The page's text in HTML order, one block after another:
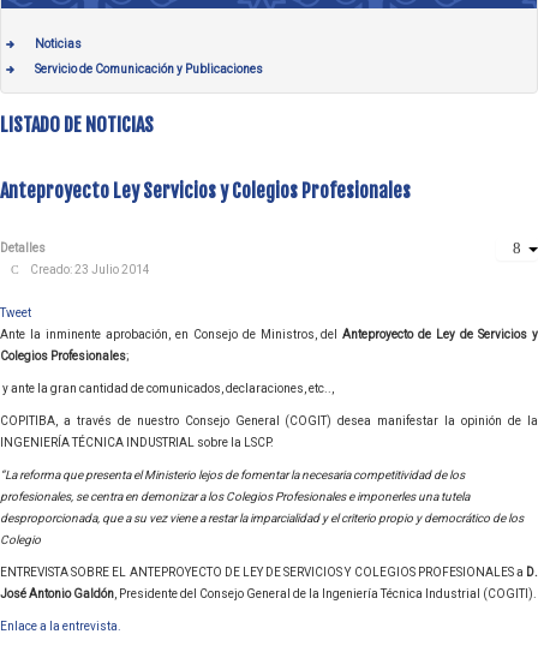
Noticias
Servicio de Comunicación y Publicaciones
LISTADO DE NOTICIAS
Anteproyecto Ley Servicios y Colegios Profesionales
Detalles
Creado: 23 Julio 2014
Tweet
Ante la inminente aprobación, en Consejo de Ministros, delAnteproyecto de Ley de Servicios y
Colegios Profesionales;
y ante la gran cantidad de comunicados, declaraciones, etc..,
COPITIBA, a través de nuestro Consejo General (COGIT) desea manifestar la opinión de la
INGENIERÍA TÉCNICA INDUSTRIAL sobre la LSCP.
“La reforma que presenta el Ministerio lejos de fomentar la necesaria competitividad de los
profesionales, se centra en demonizar a los Colegios Profesionales e imponerles una tutela
desproporcionada, que a su vez viene a restar la imparcialidad y el criterio propio y democrático de los
Colegio
ENTREVISTA SOBRE EL ANTEPROYECTO DE LEY DE SERVICIOS Y COLEGIOS PROFESIONALES a D.
José Antonio Galdón , Presidente del Consejo General de la Ingeniería Técnica Industrial (COGITI).
Enlace a la entrevista.